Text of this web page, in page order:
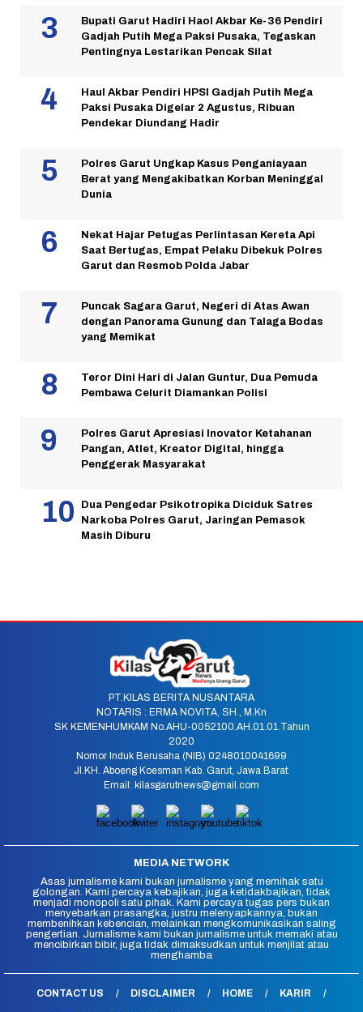
Bupati Garut Hadiri Haol Akbar Ke-36 Pendiri
Gadjah Putih Mega Paksi Pusaka, Tegaskan
Pentingnya Lestarikan Pencak Silat
Haul Akbar Pendiri HPSI Gadjah Putih Mega
Paksi Pusaka Digelar 2 Agustus, Ribuan
Pendekar Diundang Hadir
Polres Garut Ungkap Kasus Penganiayaan
Berat yang Mengakibatkan Korban Meninggal
Dunia
Nekat Hajar Petugas Perlintasan Kereta Api
Saat Bertugas, Empat Pelaku Dibekuk Polres
Garut dan Resmob Polda Jabar
Puncak Sagara Garut, Negeri di Atas Awan
dengan Panorama Gunung dan Talaga Bodas
yang Memikat
Teror Dini Hari di Jalan Guntur, Dua Pemuda
Pembawa Celurit Diamankan Polisi
Polres Garut Apresiasi Inovator Ketahanan
Pangan, Atlet, Kreator Digital, hingga
Penggerak Masyarakat
Dua Pengedar Psikotropika Diciduk Satres
Narkoba Polres Garut, Jaringan Pemasok
Masih Diburu
PT.KILAS BERITA NUSANTARA
NOTARIS : ERMA NOVITA, SH., M.Kn
SK KEMENHUMKAM No.AHU-0052100.AH.01.01.Tahun
2020
Nomor Induk Berusaha (NIB) 0248010041699
Jl.KH. Aboeng Koesman Kab. Garut, Jawa Barat.
Email: kilasgarutnews@gmail.com
MEDIA NETWORK
Asas jurnalisme kami bukan jurnalisme yang memihak satu
golongan. Kami percaya kebajikan, juga ketidakbajikan, tidak
menjadi monopoli satu pihak. Kami percaya tugas pers bukan
menyebarkan prasangka, justru melenyapkannya, bukan
membenihkan kebencian, melainkan mengkomunikasikan saling
pengertian. Jurnalisme kami bukan jurnalisme untuk memaki atau
mencibirkan bibir, juga tidak dimaksudkan untuk menjilat atau
menghamba
CONTACT US DISCLAIMER HOME
KARIR